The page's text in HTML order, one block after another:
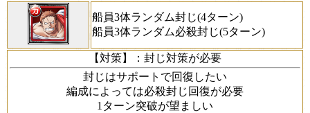
船員3体ランダム封じ(4ターン)
船員3体ランダム必殺封じ(5ターン)
【対策】
：封じ対策が必要
封じはサポートで回復したい
編成によっては必殺封じ回復が必要
1ターン突破が望ましい